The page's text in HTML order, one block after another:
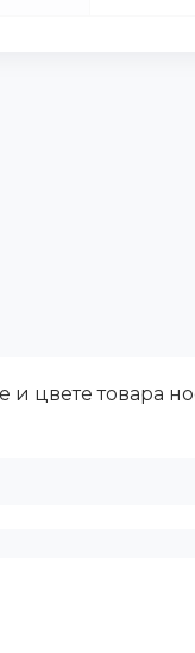
и цвете товара